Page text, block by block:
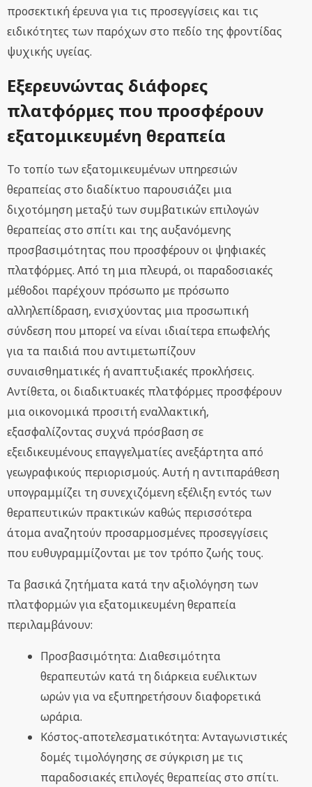
προσεκτική έρευνα για τις προσεγγίσεις και τις
ειδικότητες των παρόχων στο πεδίο της φροντίδας
ψυχικής υγείας.
Εξερευνώντας διάφορες
πλατφόρμες που προσφέρουν
εξατομικευμένη θεραπεία
Το τοπίο των εξατομικευμένων υπηρεσιών
θεραπείας στο διαδίκτυο παρουσιάζει μια
διχοτόμηση μεταξύ των συμβατικών επιλογών
θεραπείας στο σπίτι και της αυξανόμενης
προσβασιμότητας που προσφέρουν οι ψηφιακές
πλατφόρμες. Από τη μια πλευρά, οι παραδοσιακές
μέθοδοι παρέχουν πρόσωπο με πρόσωπο
αλληλεπίδραση, ενισχύοντας μια προσωπική
σύνδεση που μπορεί να είναι ιδιαίτερα επωφελής
για τα παιδιά που αντιμετωπίζουν
συναισθηματικές ή αναπτυξιακές προκλήσεις.
Αντίθετα, οι διαδικτυακές πλατφόρμες προσφέρουν
μια οικονομικά προσιτή εναλλακτική,
εξασφαλίζοντας συχνά πρόσβαση σε
εξειδικευμένους επαγγελματίες ανεξάρτητα από
γεωγραφικούς περιορισμούς. Αυτή η αντιπαράθεση
υπογραμμίζει τη συνεχιζόμενη εξέλιξη εντός των
θεραπευτικών πρακτικών καθώς περισσότερα
άτομα αναζητούν προσαρμοσμένες προσεγγίσεις
που ευθυγραμμίζονται με τον τρόπο ζωής τους.
Τα βασικά ζητήματα κατά την αξιολόγηση των
πλατφορμών για εξατομικευμένη θεραπεία
περιλαμβάνουν:
Προσβασιμότητα: Διαθεσιμότητα
θεραπευτών κατά τη διάρκεια ευέλικτων
ωρών για να εξυπηρετήσουν διαφορετικά
ωράρια.
Κόστος-αποτελεσματικότητα: Ανταγωνιστικές
δομές τιμολόγησης σε σύγκριση με τις
παραδοσιακές επιλογές θεραπείας στο σπίτι.